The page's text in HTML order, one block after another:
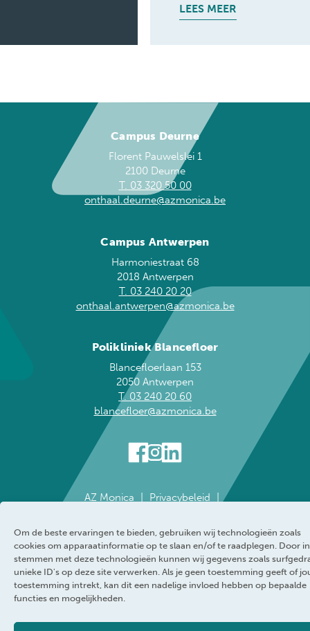
Om de beste ervaringen te bieden, gebruiken wij technologieën zoals
cookies om apparaatinformatie op te slaan en/of te raadplegen. Door
stemmen met deze technologieën kunnen wij gegevens zoals
unieke ID's op deze site verwerken. Als je geen toestemming geeft of
toestemming intrekt, kan dit een nadelige invloed hebben op bepaalde
functies en mogelijkheden.
LEES MEER
Campus Deurne
Florent Pauwelslei 1
2100 Deurne
T. 03 320 50 00
onthaal.deurne@azmonica.be
Campus Antwerpen
Harmoniestraat 68
2018 Antwerpen
T. 03 240 20 20
onthaal.antwerpen@azmonica.be
Polikliniek Blancefloer
Blancefloerlaan 153
2050 Antwerpen
T. 03 240 20 60
blancefloer@azmonica.be
AZ Monica
Privacybeleid
Klokkenluider
Toegankelijkheidsverklaring
WEBRAND